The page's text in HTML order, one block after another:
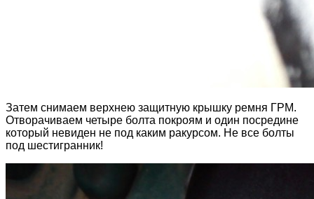
Затем снимаем верхнею защитную крышку ремня ГРМ.
Отворачиваем четыре болта покроям и один посредине
который невиден не под каким ракурсом. Не все болты
под шестигранник!